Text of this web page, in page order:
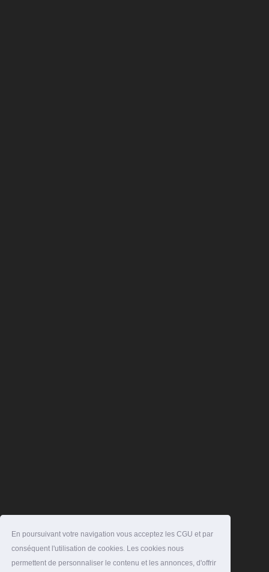
En poursuivant votre navigation vous acceptez les CGU et par
conséquent l'utilisation de cookies. Les cookies nous
permettent de personnaliser le contenu et les annonces, d'offrir